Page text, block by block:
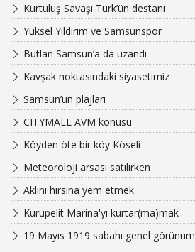
Kurtuluş Savaşı Türk’ün destanı
Yüksel Yıldırım ve Samsunspor
Butlan Samsun’a da uzandı
Kavşak noktasındaki siyasetimiz
Samsun’un plajları
CITYMALL AVM konusu
Köyden öte bir köy Köseli
Meteoroloji arsası satılırken
Aklını hırsına yem etmek
Kurupelit Marina'yı kurtar(ma)mak
19 Mayıs 1919 sabahı genel görünüm